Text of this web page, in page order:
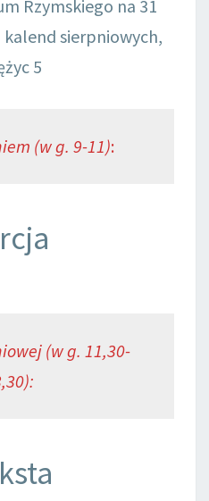
Rzymskiego na 31
sierpniowych,
5
(w g. 9-11):
(w g. 11,30-